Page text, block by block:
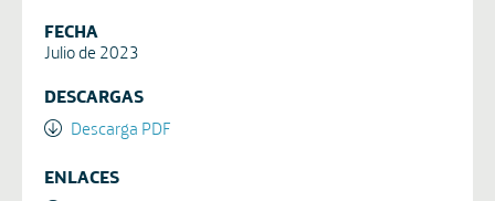
FECHA
Julio de 2023
DESCARGAS
Descarga PDF
ENLACES